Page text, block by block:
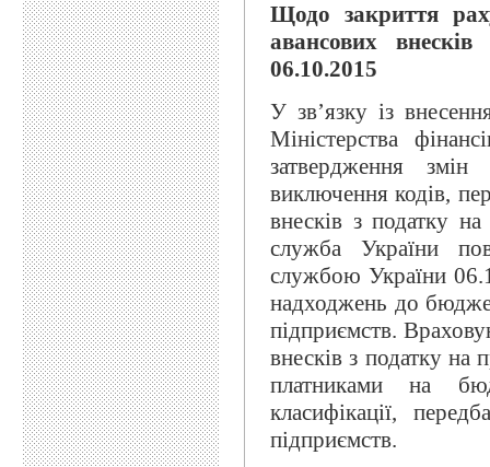
Щодо закриття
авансових
06.10.2015
У зв’язку із
Міністерства
затвердження
виключення кодів,
внесків з податку
служба України
службою України
надходжень до
підприємств.
внесків з податку на
платниками на
класифікації,
підприємств.